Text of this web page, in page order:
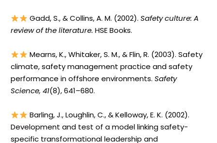
Gadd, S., & Collins, A. M. (2002). Safety culture: A
review of the literature. HSE Books.
Mearns, K., Whitaker, S. M., & Flin, R. (2003). Safety
climate, safety management practice and safety
performance in offshore environments.Safety
Science, 41(8), 641–680.
Barling, J., Loughlin, C., & Kelloway, E. K. (2002).
Development and test of a model linking safety-
specific transformational leadership and